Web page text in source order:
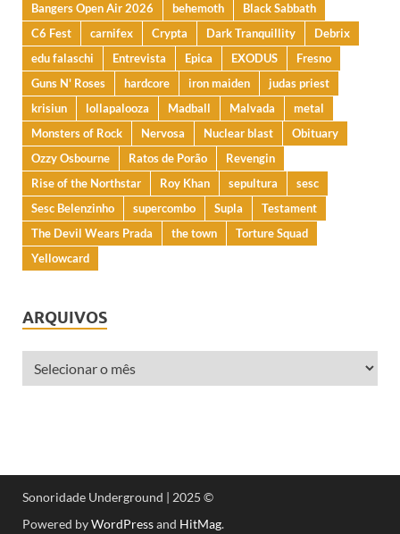
Bangers Open Air 2026
behemoth
Black Sabbath
C6 Fest
carnifex Crypta Dark Tranquillity
Debrix
edu falaschi
Entrevista Epica EXODUS
Fresno
Guns N' Roses
hardcore iron maiden
judas priest
krisiun
lollapalooza Madball Malvada
metal
Monsters of Rock
Nervosa Nuclear blast
Obituary
Ozzy Osbourne
Ratos de Porão
Revengin
Rise of the Northstar
Roy Khan sepultura
sesc
Sesc Belenzinho
supercombo Supla
Testament
The Devil Wears Prada
the town
Torture Squad
Yellowcard
ARQUIVOS
Sonoridade Underground | 2025 ©
Powered byWordPressand HitMag.